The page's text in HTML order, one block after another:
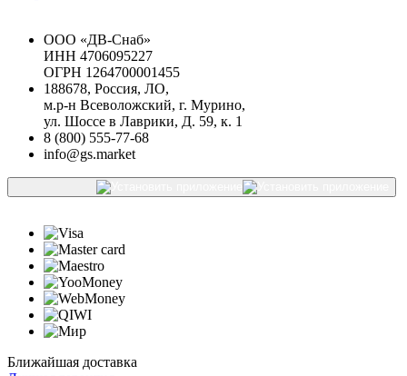
ООО «ДВ-Снаб»
ИНН 4706095227
ОГРН 1264700001455
188678, Россия, ЛО,
м.р-н Всеволожский, г. Мурино,
ул. Шоссе в Лаврики, Д. 59, к. 1
8 (800) 555-77-68
info@gs.market
Ближайшая доставка